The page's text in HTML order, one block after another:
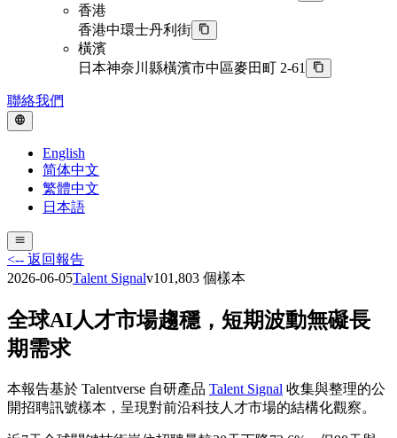
香港
香港中環士丹利街
橫濱
日本神奈川縣橫濱市中區麥田町 2-61
聯絡我們
English
简体中文
繁體中文
日本語
<-- 返回報告
2026-06-05Talent Signalv101,803 個樣本
全球AI人才市場趨穩，短期波動無礙長
期需求
本報告基於 Talentverse 自研產品 Talent Signal 收集與整理的公
開招聘訊號樣本，呈現對前沿科技人才市場的結構化觀察。